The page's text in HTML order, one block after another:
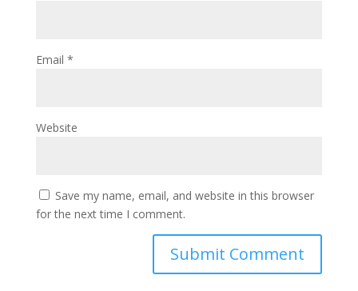
Email *
Website
Save my name, email, and website in this browser
for the next time I comment.